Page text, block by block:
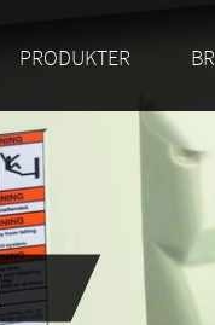
PRODUKTER